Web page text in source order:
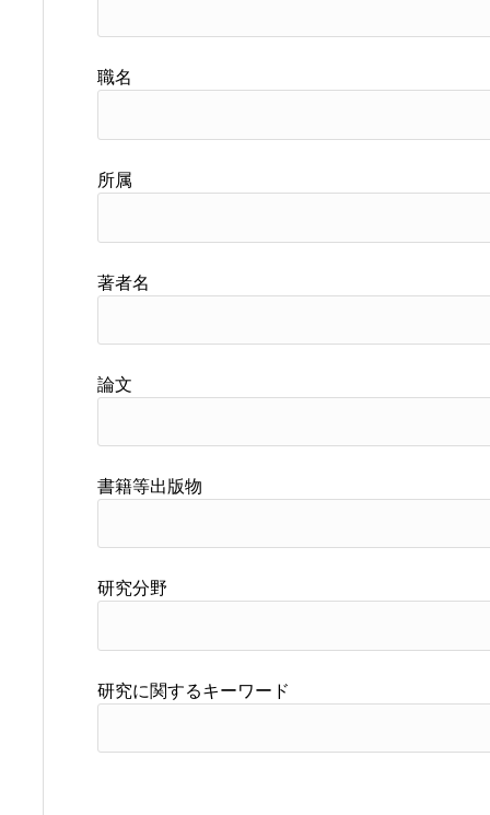
職名
所属
著者名
論文
書籍等出版物
研究分野
研究に関するキーワード